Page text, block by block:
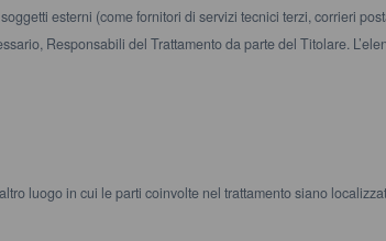
esterni (come fornitori di servizi tecnici terzi, corrieri
Responsabili del Trattamento da parte del Titolare.
luogo in cui le parti coinvolte nel trattamento siano